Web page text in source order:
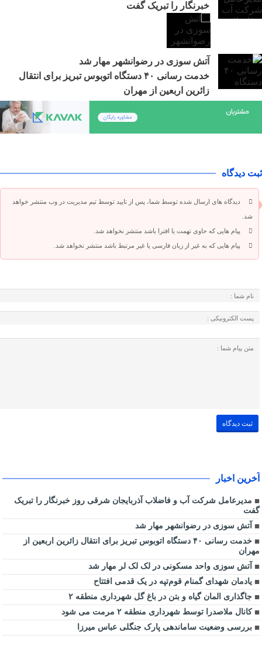
خبرنگار را تبریک گفت
آتش سوزی در رضوانشهر مهار شد
خدمت رسانی ۴۰ دستگاه اتوبوس تبریز برای انتقال
زائرین اربعین از مهران
ثبت دیدگاه
دیدگاه های ارسال شده توسط شما، پس از تایید توسط تیم مدیریت در وب منتشر خواهد
شد.
پیام هایی که حاوی تهمت یا افترا باشد منتشر نخواهد شد.
پیام هایی که به غیر از زبان فارسی یا غیر مرتبط باشد منتشر نخواهد شد.
آخرین اخبار
مدیرعامل شرکت آب و فاضلاب آذربایجان شرقی روز خبرنگار را تبریک
گفت
آتش سوزی در رضوانشهر مهار شد
خدمت رسانی ۴۰ دستگاه اتوبوس تبریز برای انتقال زائرین اربعین از
مهران
آتش سوزی واحد مسکونی در لک لک لر مهار شد
یادمان شهدای گمنام قوم‌تپه در یک قدمی افتتاح
جاگذاری المان گیاه و بتن در باغ گل شهرداری منطقه ۲
کانال ملاصدرا توسط شهرداری منطقه ۲ مرمت می شود
بررسی وضعیت ساماندهی پارک جنگلی عباس میرزا